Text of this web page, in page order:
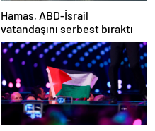
Hamas, ABD-İsrail
vatandaşını serbest bıraktı